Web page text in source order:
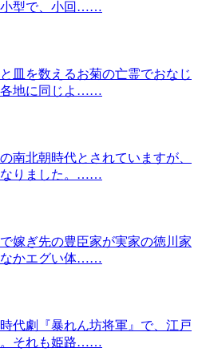
小型で、小回……
皿を数えるお菊の亡霊でおなじ
各地に同じよ……
南北朝時代とされていますが、
なりました。……
嫁ぎ先の豊臣家が実家の徳川家
なかエグい体……
代劇『暴れん坊将軍』で、江戸
。それも姫路……